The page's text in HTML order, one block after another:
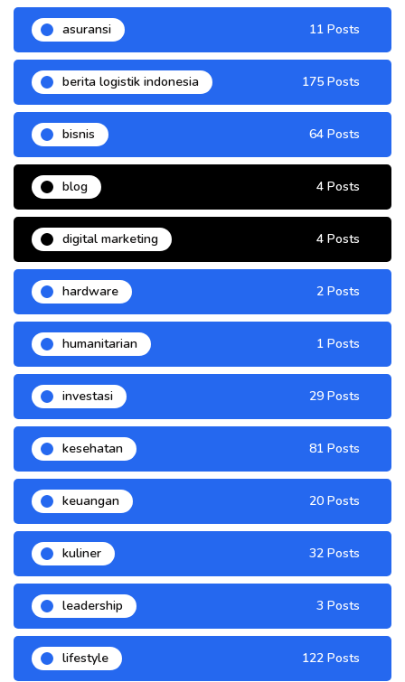
asuransi 11 Posts
berita logistik indonesia 175 Posts
bisnis 64 Posts
blog 4 Posts
digital marketing 4 Posts
hardware 2 Posts
humanitarian 1 Posts
investasi 29 Posts
kesehatan 81 Posts
keuangan 20 Posts
kuliner 32 Posts
leadership 3 Posts
lifestyle 122 Posts